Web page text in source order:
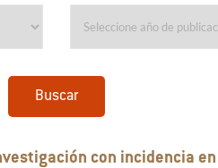
Buscar
con incidencia